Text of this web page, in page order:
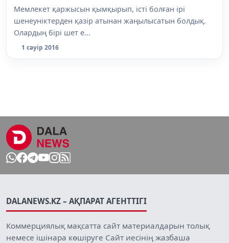
Мемлекет қаржысын қымқырып, істі болған ірі
шенеуніктерден қазір атынан жаңылысатын болдық.
Олардың бірі шет е...
1 сәуір 2016
DALANEWS.KZ – АҚПАРАТ АГЕНТТІГІ
Коммерциялық мақсатта сайт материалдарын толық
немесе ішінара көшіруге Сайт иесінің жазбаша